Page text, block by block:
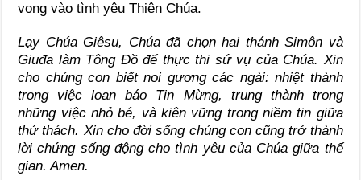
vọng vào tình yêu Thiên Chúa.
Lạy Chúa Giêsu, Chúa đã chọn hai thánh Simôn và
Giuđa làm Tông Đồ để thực thi sứ vụ của Chúa. Xin
cho chúng con biết noi gương các ngài: nhiệt thành
trong việc loan báo Tin Mừng, trung thành trong
những việc nhỏ bé, và kiên vững trong niềm tin giữa
thử thách. Xin cho đời sống chúng con cũng trở thành
lời chứng sống động cho tình yêu của Chúa giữa thế
gian. Amen.